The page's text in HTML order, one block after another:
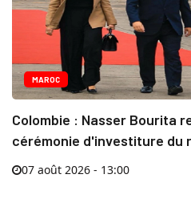
MAROC
Colombie : Nasser Bourita
cérémonie d'investiture du
07 août 2026 - 13:00